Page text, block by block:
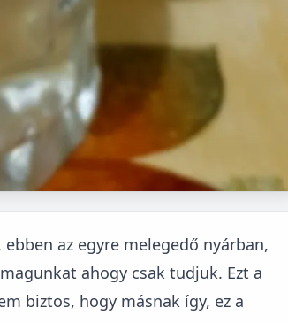
az egyre melegedő nyárban,
ahogy csak tudjuk. Ezt a
biztos, hogy másnak így, ez a